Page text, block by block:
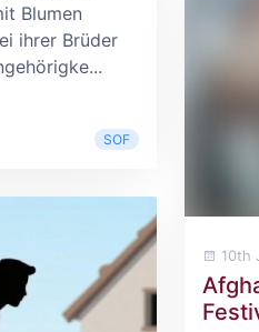
Blumen
ihrer Brüder
SOF
10th